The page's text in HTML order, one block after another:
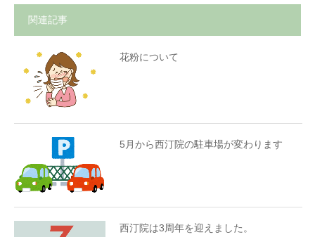
関連記事
花粉について
5月から西汀院の駐車場が変わります
西汀院は3周年を迎えました。